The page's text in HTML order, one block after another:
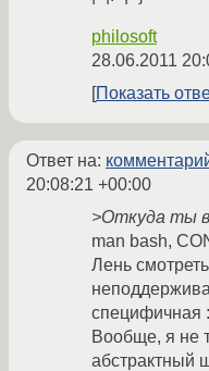
philosoft
28.06.2011
Показать
Ответ на:
20:08:21 +00:00
>Откуда ты
man bash,
Лень
специфичная
Вообще, я не
абстрактный